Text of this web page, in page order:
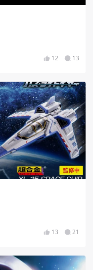
12 13
13 21